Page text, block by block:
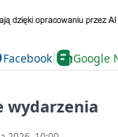
Facebook Google
wydarzenia